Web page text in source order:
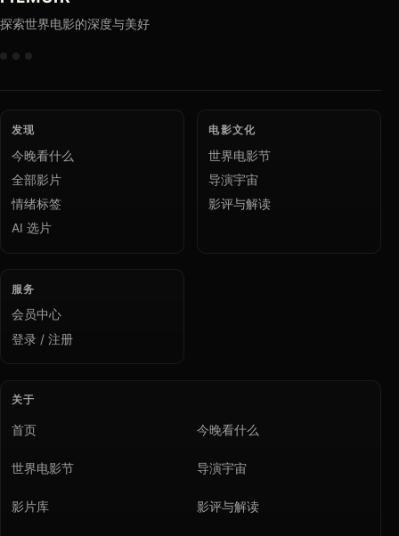
探索世界电影的深度与美好
发现
今晚看什么
全部影片
情绪标签
AI 选片
电影文化
世界电影节
导演宇宙
影评与解读
服务
会员中心
登录 / 注册
关于
首页 今晚看什么
世界电影节 导演宇宙
影片库 影评与解读